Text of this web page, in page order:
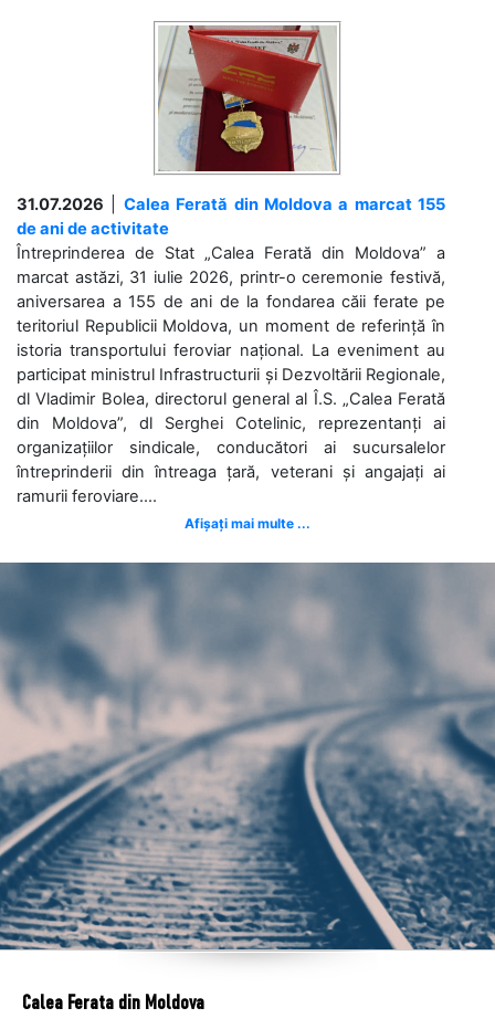
31.07.2026
Calea Ferată din Moldova a marcat 155
de ani de activitate
Întreprinderea de Stat „Calea Ferată din Moldova” a
marcat astăzi, 31 iulie 2026, printr-o ceremonie festivă,
aniversarea a 155 de ani de la fondarea căii ferate pe
teritoriul Republicii Moldova, un moment de referință în
istoria transportului feroviar național. La eveniment au
participat ministrul Infrastructurii și Dezvoltării Regionale,
dl Vladimir Bolea, directorul general al Î.S. „Calea Ferată
din Moldova”, dl Serghei Cotelinic, reprezentanți ai
organizațiilor sindicale, conducători ai sucursalelor
întreprinderii din întreaga țară, veterani și angajați ai
ramurii feroviare....
Afișați mai multe ...
Calea Ferata din Moldova